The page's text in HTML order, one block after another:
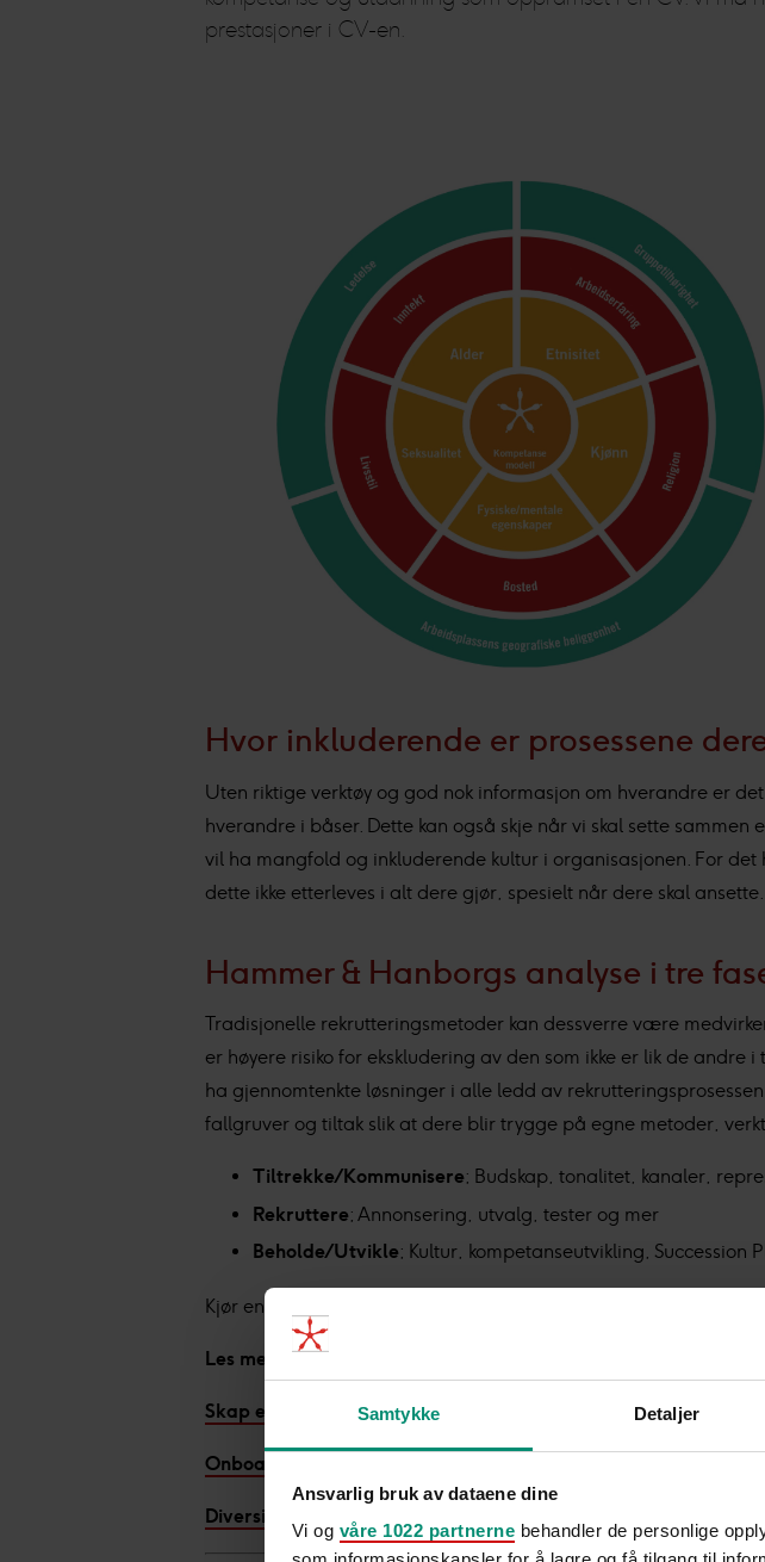
Samtykke Detaljer
Ansvarlig bruk av dataene dine
Vi og våre 1022 partnerne behandler de personlige
prestasjoner i CV-en.
Hvor inkluderende er prosessene
Uten riktige verktøy og god nok informasjon om hverandre er
hverandre i båser. Dette kan også skje når vi skal sette
vil ha mangfold og inkluderende kultur i organisasjonen. For
dette ikke etterleves i alt dere gjør, spesielt når dere skal ansette.
Hammer & Hanborgs analyse i tre
Tradisjonelle rekrutteringsmetoder kan dessverre være
er høyere risiko for ekskludering av den som ikke er lik de
ha gjennomtenkte løsninger i alle ledd av
fallgruver og tiltak slik at dere blir trygge på egne metoder,
Tiltrekke / Kommunisere; Budskap, tonalitet, kanaler,
Rekruttere; Annonsering, utvalg, tester og mer
Beholde / Utvikle; Kultur, kompetanseutvikling,
Kjør en rekrutteringsprosess med fokus på mangfold og
Les mer om våre tjenester som hjelper deg og din bedrift
Skap en inkluderende kultur
Onboarding Coach
Diversity & Inclusion Icebreaker